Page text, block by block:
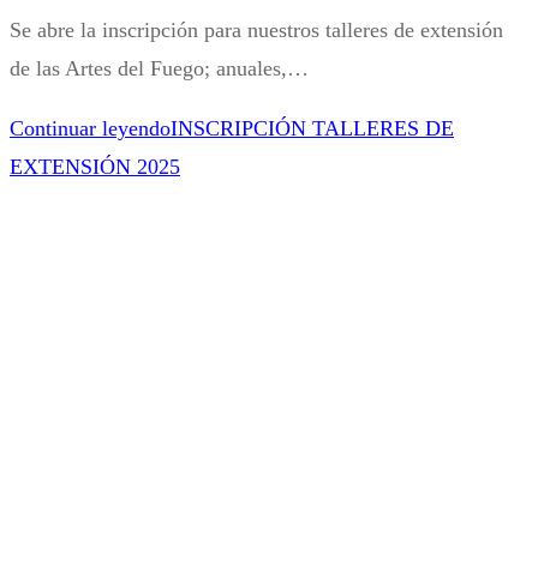
Se abre la inscripción para nuestros talleres de extensión
de las Artes del Fuego; anuales,…
Continuar leyendoINSCRIPCIÓN TALLERES DE
EXTENSIÓN 2025